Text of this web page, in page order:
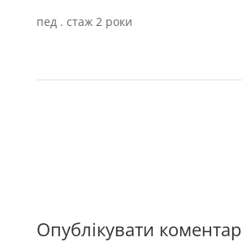
пед . стаж 2 роки
Опублікувати коментар